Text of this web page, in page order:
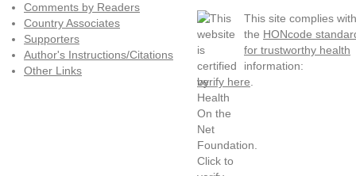
Comments by Readers
Country Associates
Supporters
Author's Instructions/Citations
Other Links
This site complies with
the HONcode
for trustworthy health
information:
verify here